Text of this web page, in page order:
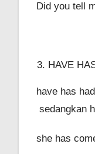
Did you tell
HAVE
have has
sedangkan
she has